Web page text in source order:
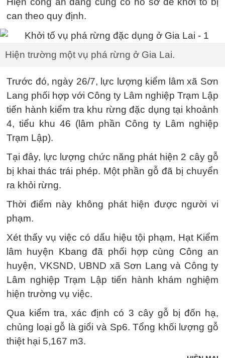
can theo quy định.
Hiện trường một vụ phá rừng ở Gia Lai.
Trước đó, ngày 26/7, lực lượng kiểm lâm xã Sơn
Lang phối hợp với Công ty Lâm nghiệp Trạm Lập
tiến hành kiểm tra khu rừng đặc dụng tại khoảnh
4, tiểu khu 46 (lâm phần Công ty Lâm nghiệp
Trạm Lập).
Tại đây, lực lượng chức năng phát hiện 2 cây gỗ
bị khai thác trái phép. Một phần gỗ đã bị chuyển
ra khỏi rừng.
Thời điểm này không phát hiện được người vi
phạm.
Xét thấy vụ việc có dấu hiệu tội phạm, Hạt Kiểm
lâm huyện Kbang đã phối hợp cùng Công an
huyện, VKSND, UBND xã Sơn Lang và Công ty
Lâm nghiệp Trạm Lập tiến hành khám nghiệm
hiện trường vụ việc.
Qua kiểm tra, xác định có 3 cây gỗ bị đốn hạ,
chủng loại gỗ là giổi và Sp6. Tổng khối lượng gỗ
thiệt hại 5,167 m3.